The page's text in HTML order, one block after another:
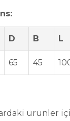
D B L
65 45
ürünler